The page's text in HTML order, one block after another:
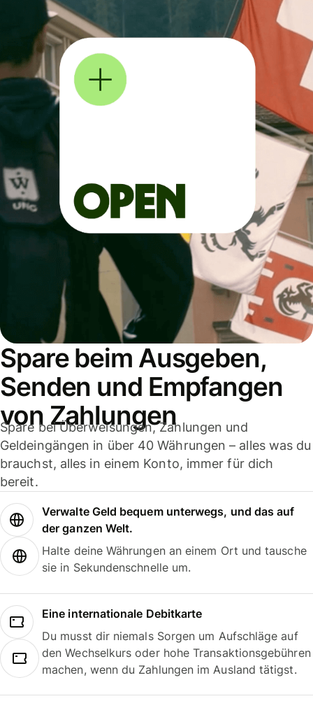
Spare beim Ausgeben,
Senden und Empfangen
von Zahlungen
Spare bei Überweisungen, Zahlungen und
Geldeingängen in über 40 Währungen – alles was du
brauchst, alles in einem Konto, immer für dich
bereit.
Verwalte Geld bequem unterwegs, und das auf
der ganzen Welt.
Halte deine Währungen an einem Ort und tausche
sie in Sekundenschnelle um.
Eine internationale Debitkarte
Du musst dir niemals Sorgen um Aufschläge auf
den Wechselkurs oder hohe Transaktionsgebühren
machen, wenn du Zahlungen im Ausland tätigst.